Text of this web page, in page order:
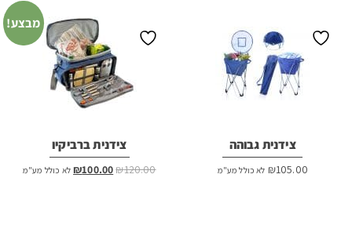
צידנית גבוהה
₪105.00 לא כולל מע"מ
מבצע!
צידנית ברביקיו
₪120.00
המחיר ₪100.00 המחיר
לא כולל מע"מ